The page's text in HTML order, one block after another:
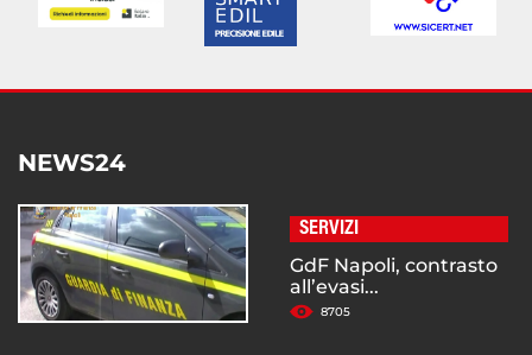
NEWS24
SERVIZI
GdF Napoli, contrasto
all’evasi...
8705